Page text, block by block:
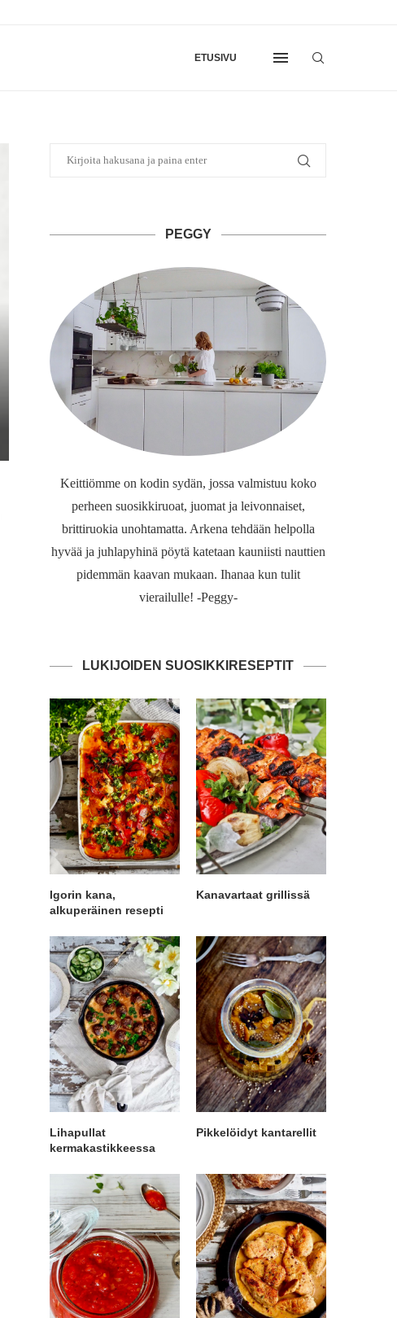
ETUSIVU
PEGGY
Keittiömme on kodin sydän, jossa valmistuu koko
perheen suosikkiruoat, juomat ja leivonnaiset,
brittiruokia unohtamatta. Arkena tehdään helpolla
hyvää ja juhlapyhinä pöytä katetaan kauniisti nauttien
pidemmän kaavan mukaan. Ihanaa kun tulit
vierailulle! -Peggy-
LUKIJOIDEN SUOSIKKIRESEPTIT
Igorin kana,
alkuperäinen resepti
Kanavartaat grillissä
Lihapullat
kermakastikkeessa
Pikkelöidyt kantarellit